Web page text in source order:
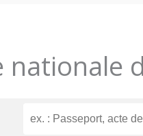
MAZERAY
nationale